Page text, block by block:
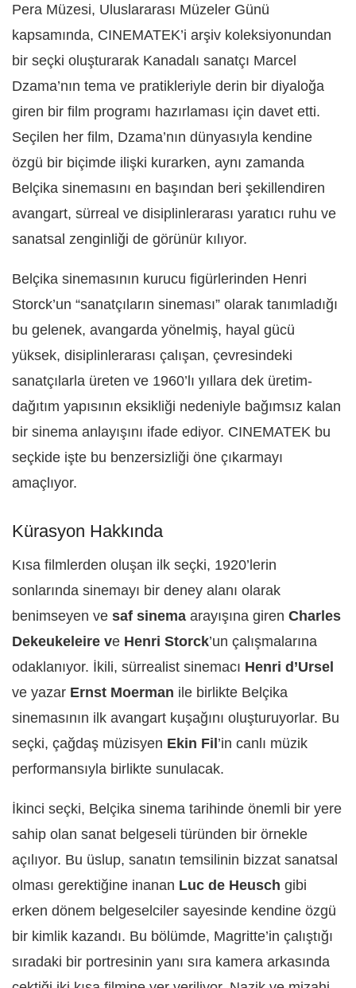
Pera Müzesi, Uluslararası Müzeler Günü
kapsamında, CINEMATEK’i arşiv koleksiyonundan
bir seçki oluşturarak Kanadalı sanatçı Marcel
Dzama’nın tema ve pratikleriyle derin bir diyaloğa
giren bir film programı hazırlaması için davet etti.
Seçilen her film, Dzama’nın dünyasıyla kendine
özgü bir biçimde ilişki kurarken, aynı zamanda
Belçika sinemasını en başından beri şekillendiren
avangart, sürreal ve disiplinlerarası yaratıcı ruhu ve
sanatsal zenginliği de görünür kılıyor.
Belçika sinemasının kurucu figürlerinden Henri
Storck’un “sanatçıların sineması” olarak tanımladığı
bu gelenek, avangarda yönelmiş, hayal gücü
yüksek, disiplinlerarası çalışan, çevresindeki
sanatçılarla üreten ve 1960’lı yıllara dek üretim-
dağıtım yapısının eksikliği nedeniyle bağımsız kalan
bir sinema anlayışını ifade ediyor. CINEMATEK bu
seçkide işte bu benzersizliği öne çıkarmayı
amaçlıyor.
Kürasyon Hakkında
Kısa filmlerden oluşan ilk seçki, 1920’lerin
sonlarında sinemayı bir deney alanı olarak
benimseyen ve saf sinema arayışına giren Charles
Dekeukeleire ve Henri Storck’un çalışmalarına
odaklanıyor. İkili, sürrealist sinemacı Henri d’Ursel
ve yazar Ernst Moerman ile birlikte Belçika
sinemasının ilk avangart kuşağını oluşturuyorlar. Bu
seçki, çağdaş müzisyen Ekin Fil ’in canlı müzik
performansıyla birlikte sunulacak.
İkinci seçki, Belçika sinema tarihinde önemli bir yere
sahip olan sanat belgeseli türünden bir örnekle
açılıyor. Bu üslup, sanatın temsilinin bizzat sanatsal
olması gerektiğine inanan Luc de Heusch gibi
erken dönem belgeselciler sayesinde kendine özgü
bir kimlik kazandı. Bu bölümde, Magritte’in çalıştığı
sıradaki bir portresinin yanı sıra kamera arkasında